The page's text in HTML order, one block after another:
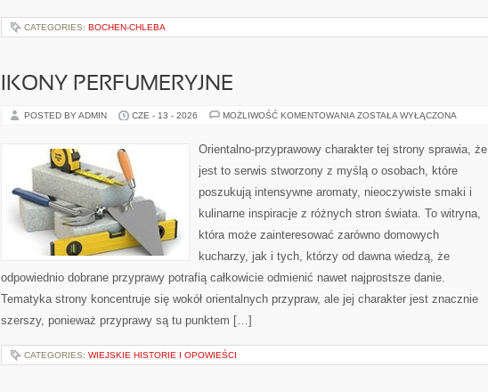
CATEGORIES: BOCHEN-CHLEBA
IKONY PERFUMERYJNE
POSTED BY ADMIN CZE - 13 - 2026 MOŻLIWOŚĆ KOMENTOWANIA IKONY
ZOSTAŁA WYŁĄCZONA
Orientalno-przyprawowy charakter tej strony sprawia, że
jest to serwis stworzony z myślą o osobach, które
poszukują intensywne aromaty, nieoczywiste smaki i
kulinarne inspiracje z różnych stron świata. To witryna,
która może zainteresować zarówno domowych
kucharzy, jak i tych, którzy od dawna wiedzą, że
odpowiednio dobrane przyprawy potrafią całkowicie odmienić nawet najprostsze danie.
Tematyka strony koncentruje się wokół orientalnych przypraw, ale jej charakter jest znacznie
szerszy, ponieważ przyprawy są tu punktem […]
CATEGORIES: WIEJSKIE HISTORIE I OPOWIEŚCI